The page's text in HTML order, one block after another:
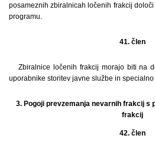
posameznih zbiralnicah ločenih frakcij
programu.
41. člen
Zbiralnice ločenih frakcij morajo biti na
uporabnike storitev javne službe in
3. Pogoji prevzemanja nevarnih frakcij s
frakcij
42. člen